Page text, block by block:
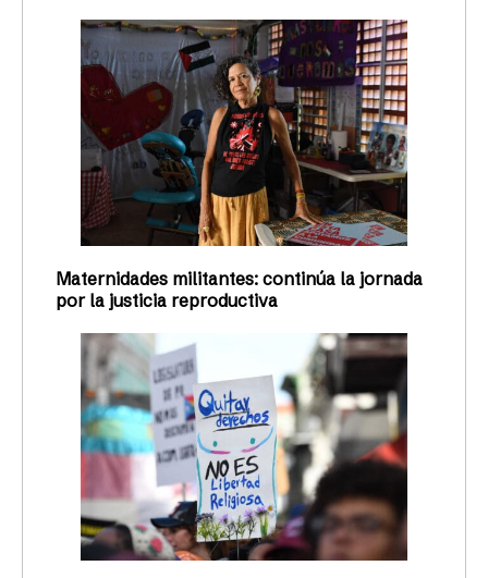
Maternidades militantes: continúa la jornada
por la justicia reproductiva